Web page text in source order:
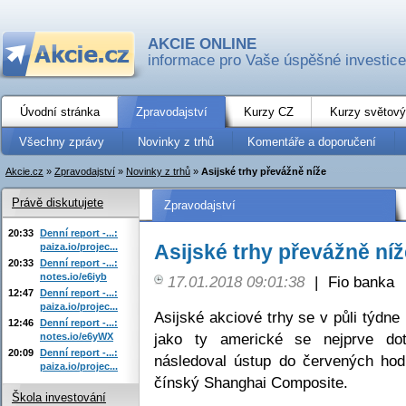
AKCIE ONLINE
informace pro Vaše úspěšné investice
Úvodní stránka Zpravodajství Kurzy CZ Kurzy
Všechny zprávy Novinky z trhů Komentáře a doporučení
Akcie.cz » Zpravodajství » Novinky z trhů » Asijské trhy převážně níže
Zpravodajství
Asijské trhy převážně
17.01.2018 09:01:38 |
Fio banka
Asijské akciové trhy se v půli týdne
jako ty americké se nejprve
následoval ústup do červených
čínský Shanghai Composite.
Právě diskutujete
20:33 Denní report -...:
paiza.io/projec...
20:33 Denní report -...:
notes.io/e6iyb
12:47 Denní report -...:
paiza.io/projec...
12:46 Denní report -...:
notes.io/e6yWX
20:09 Denní report -...:
paiza.io/projec...
Škola investování